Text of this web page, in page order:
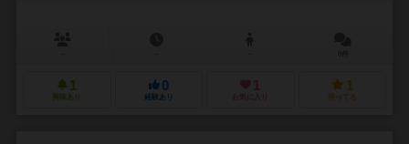
1
興味あり
0
経験あり
1
お気に入り
1
持ってる